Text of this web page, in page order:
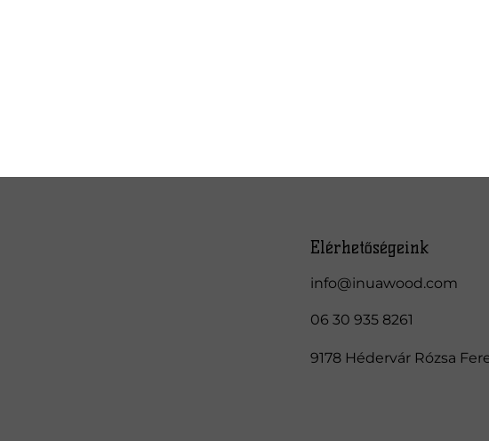
Elérhetőségeink
info@inuawood.com
06 30 935 8261
9178 Hédervár Rózsa